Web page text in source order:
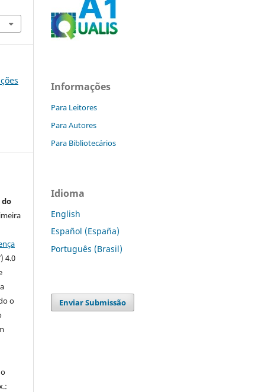
do
4.0
o
Informações
Para Leitores
Para Autores
Para Bibliotecários
Idioma
English
Español (España)
Português (Brasil)
Enviar Submissão